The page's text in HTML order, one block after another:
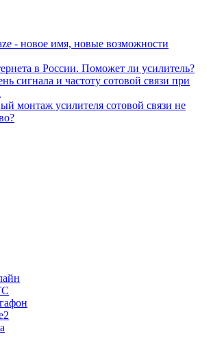
- новое имя, новые возможности
в России. Поможет ли усилитель?
сигнала и частоту сотовой связи при
монтаж усилителя сотовой связи не